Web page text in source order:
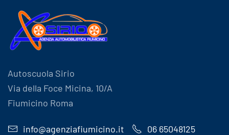
Autoscuola Sirio
Via della Foce Micina, 10/A
Fiumicino Roma
info@agenziafiumicino.it 06 65048125